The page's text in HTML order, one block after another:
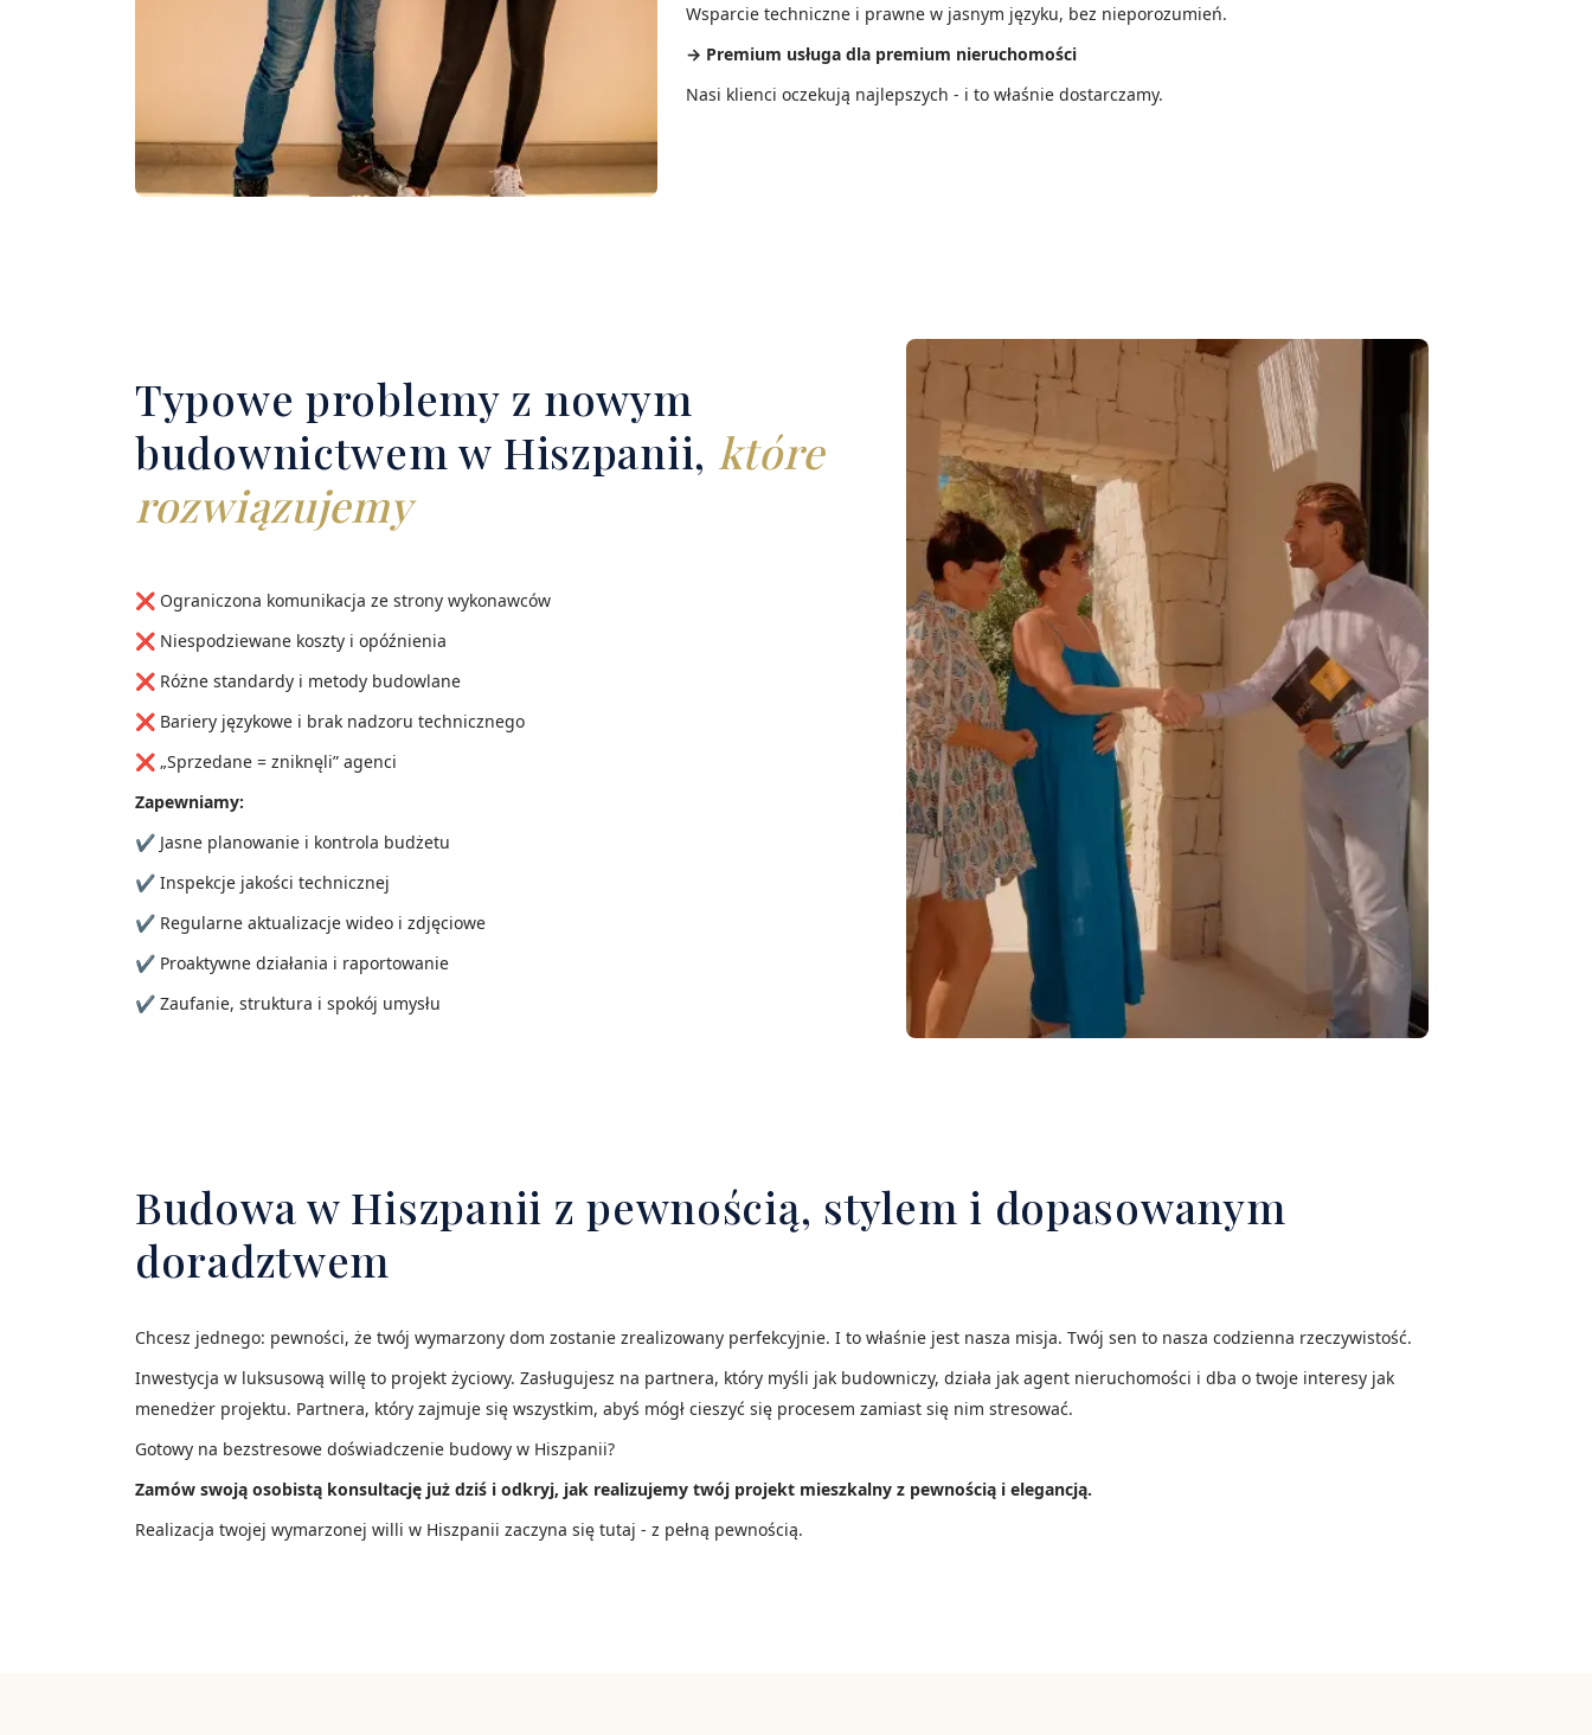
Wsparcie techniczne i prawne w jasnym języku, bez nieporozumień.
→ Premium usługa dla premium nieruchomości
Nasi klienci oczekują najlepszych - i to właśnie dostarczamy.
Typowe problemy z nowym
budownictwem w Hiszpanii, które
rozwiązujemy
❌ Ograniczona komunikacja ze strony wykonawców
❌ Niespodziewane koszty i opóźnienia
❌ Różne standardy i metody budowlane
❌ Bariery językowe i brak nadzoru technicznego
❌ „Sprzedane = zniknęli” agenci
Zapewniamy:
✔ Jasne planowanie i kontrola budżetu
✔ Inspekcje jakości technicznej
✔ Regularne aktualizacje wideo i zdjęciowe
✔ Proaktywne działania i raportowanie
✔ Zaufanie, struktura i spokój umysłu
Budowa w Hiszpanii z pewnością, stylem i dopasowanym
doradztwem
Chcesz jednego: pewności, że twój wymarzony dom zostanie zrealizowany perfekcyjnie. I to właśnie jest nasza misja. Twój sen to nasza codzienna rzeczywistość.
Inwestycja w luksusową willę to projekt życiowy. Zasługujesz na partnera, który myśli jak budowniczy, działa jak agent nieruchomości i dba o twoje interesy jak
menedżer projektu. Partnera, który zajmuje się wszystkim, abyś mógł cieszyć się procesem zamiast się nim stresować.
Gotowy na bezstresowe doświadczenie budowy w Hiszpanii?
Zamów swoją osobistą konsultację już dziś i odkryj, jak realizujemy twój projekt mieszkalny z pewnością i elegancją.
Realizacja twojej wymarzonej willi w Hiszpanii zaczyna się tutaj - z pełną pewnością.